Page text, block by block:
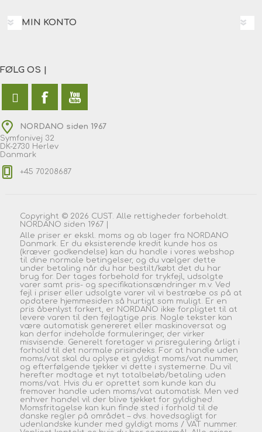
MIN KONTO
FØLG OS |
NORDANO siden 1967
Symfonivej 32
DK-2730 Herlev
Danmark
+45 70208687
Copyright © 2026 CUST. Alle rettigheder forbeholdt.
NORDANO siden 1967 |
Alle priser er ekskl. moms og ab lager fra NORDANO
Danmark. Er du eksisterende kredit kunde hos os
(kræver godkendelse) kan du handle i vores webshop
til dine normale betingelser, og du vælger dette
under betaling når du har bestilt/købt det du har
brug for. Der tages forbehold for trykfejl, udsolgte
varer samt pris- og specifikationsændringer m.v. Ved
fejl i priser eller udsolgte varer vil vi bestræbe os på at
opdatere hjemmesiden så hurtigt som muligt. Er en
pris åbenlyst forkert, er NORDANO ikke forpligtet til at
levere varen til den fejlagtige pris. Nogle tekster kan
være automatisk genereret eller maskinoversat og
kan derfor indeholde formuleringer, der virker
misvisende. Generelt foretager vi prisregulering årligt i
forhold til det normale prisindeks. For at handle uden
moms/vat skal du oplyse et gyldigt moms/vat nummer,
og efterfølgende tjekker vi dette i systemerne. Du vil
herefter modtage et nyt totalbeløb/betaling uden
moms/vat. Hvis du er oprettet som kunde kan du
fremover handle uden moms/vat automatisk. Men ved
enhver handel vil der blive tjekket for gyldighed.
Momsfritagelse kan kun finde sted i forhold til de
danske regler på området – dvs. hovedsagligt for
udenlandske kunder med gyldigt moms / VAT nummer.